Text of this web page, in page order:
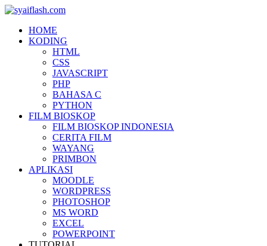
HOME
KODING
HTML
CSS
JAVASCRIPT
PHP
BAHASA C
PYTHON
FILM BIOSKOP
FILM BIOSKOP INDONESIA
CERITA FILM
WAYANG
PRIMBON
APLIKASI
MOODLE
WORDPRESS
PHOTOSHOP
MS WORD
EXCEL
POWERPOINT